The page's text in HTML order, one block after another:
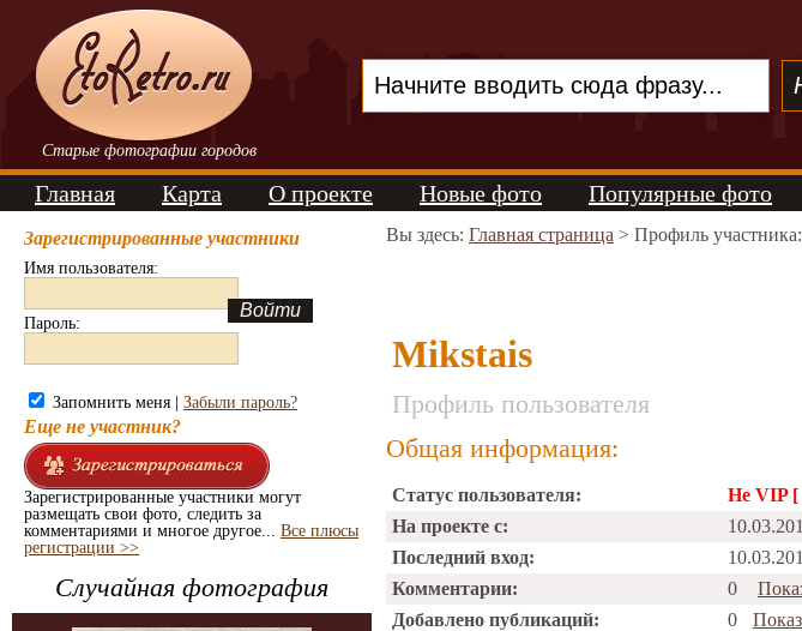
Старые фотографии городов
Главная Карта О проекте Новые фото Популярные фото
Зарегистрированные участники
Имя пользователя:
Пароль:
Запомнить меня | Забыли пароль?
Еще не участник?
Зарегистрированные участники могут
размещать свои фото, следить за
комментариями и многое другое... Все плюсы
регистрации >>
Случайная фотография
Вы здесь: Главная страница > Профиль
Mikstais
Профиль пользователя
Общая информация:
Статус пользователя: Не VIP [
На проекте с:
Последний вход:
Комментарии:
0
Добавлено публикаций:
0